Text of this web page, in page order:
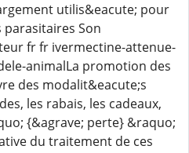
utilis&eacute; pour
Son
fr fr ivermectine-attenue-
animalLa promotion des
des modalit&eacute;s
les rabais, les cadeaux,
{&agrave; perte} &raquo;
du traitement de ces